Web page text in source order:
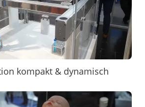
kompakt & dynamisch